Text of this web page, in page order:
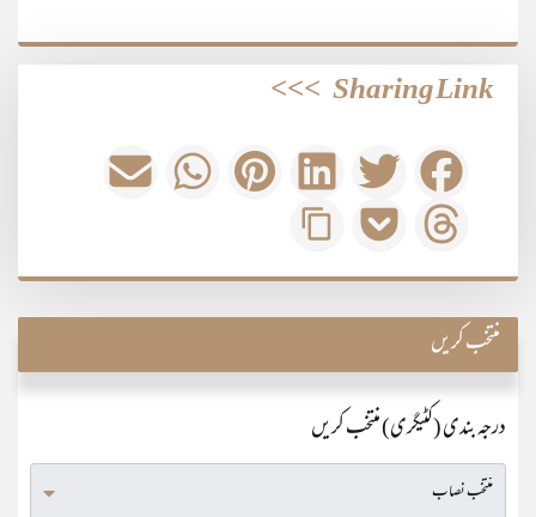
Sharing Link
>>>
منتخب کریں
درجہ بندی (کٹیگری) منتخب کریں